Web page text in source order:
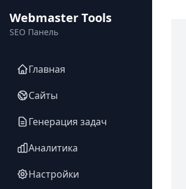
Webmaster Tools
SEO Панель
Главная
Сайты
Генерация задач
Аналитика
Настройки